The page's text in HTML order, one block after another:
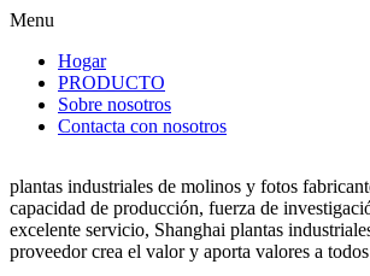
Menu
Hogar
PRODUCTO
Sobre nosotros
Contacta con nosotros
plantas industriales de molinos y fotos
capacidad de producción, fuerza de
excelente servicio, Shanghai plantas
proveedor crea el valor y aporta valores a